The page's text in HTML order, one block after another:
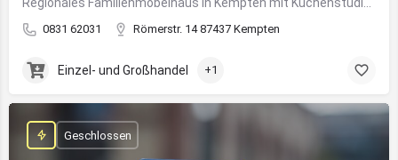
0831 62031 Römerstr. 14 87437 Kempten
Einzel- und Großhandel +1
Geschlossen